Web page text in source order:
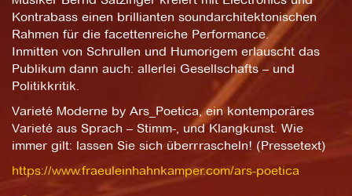
Kontrabass einen brillianten soundarchitektonischen
Rahmen für die facettenreiche Performance.
Inmitten von Schrullen und Humorigem erlauscht das
Publikum dann auch: allerlei Gesellschafts – und
Politikkritik.
Varieté Moderne by Ars_Poetica, ein kontemporäres
Varieté aus Sprach – Stimm-, und Klangkunst. Wie
immer gilt: lassen Sie sich überrrascheln! (Pressetext)
https://www.fraeuleinhahnkamper.com/ars-poetica